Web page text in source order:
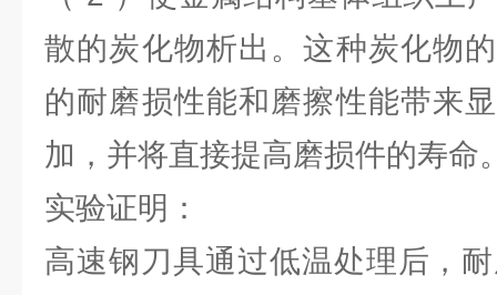
散的炭化物析出。这种炭化物
的耐磨损性能和磨擦性能带来
加，并将直接提高磨损件的寿命
实验证明：
高速钢刀具通过低温处理后，